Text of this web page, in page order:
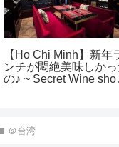
【Ho Chi Minh】新年
ンチが悶絶美味しかっ
の♪ ~ Secret Wine
＠台湾